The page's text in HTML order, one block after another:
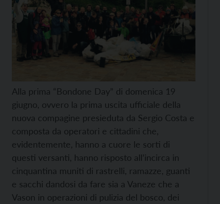
Alla prima “Bondone Day” di domenica 19
giugno, ovvero la prima uscita ufficiale della
nuova compagine presieduta da Sergio Costa e
composta da operatori e cittadini che,
evidentemente, hanno a cuore le sorti di
questi versanti, hanno risposto all’incirca in
cinquantina muniti di rastrelli, ramazze, guanti
e sacchi dandosi da fare sia a Vaneze che a
Vason in operazioni di pulizia del bosco, dei